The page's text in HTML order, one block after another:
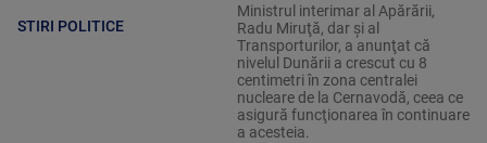
STIRI POLITICE
Ministrul interimar al Apărării,
Radu Miruţă, dar şi al
Transporturilor, a anunţat că
nivelul Dunării a crescut cu 8
centimetri în zona centralei
nucleare de la Cernavodă, ceea ce
asigură funcţionarea în continuare
a acesteia.